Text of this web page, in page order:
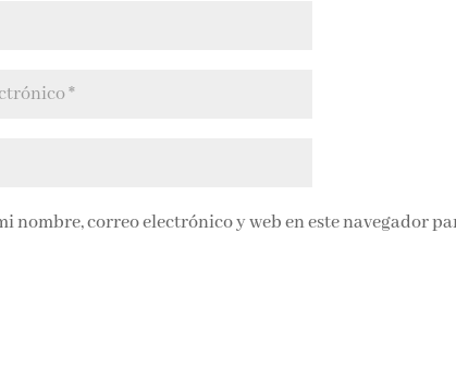
nombre, correo electrónico y web en este navegador